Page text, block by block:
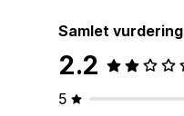
Samlet vurdering
2.2
5